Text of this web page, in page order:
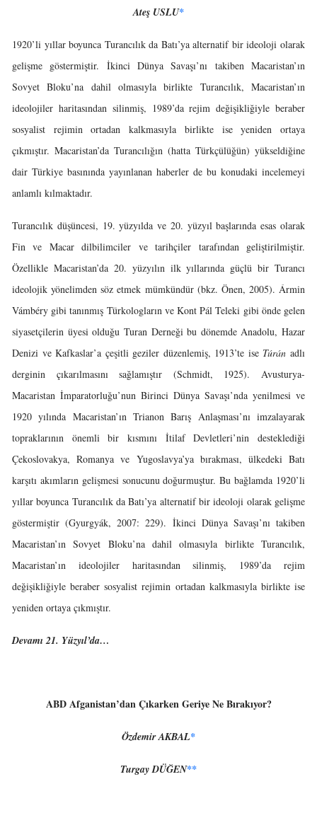
Ateş USLU*
1920’li yıllar boyunca Turancılık da Batı’ya alternatif bir ideoloji olarak
gelişme göstermiştir. İkinci Dünya Savaşı’nı takiben Macaristan’ın
Sovyet Bloku’na dahil olmasıyla birlikte Turancılık, Macaristan’ın
ideolojiler haritasından silinmiş, 1989’da rejim değişikliğiyle beraber
sosyalist rejimin ortadan kalkmasıyla birlikte ise yeniden ortaya
çıkmıştır. Macaristan’da Turancılığın (hatta Türkçülüğün) yükseldiğine
dair Türkiye basınında yayınlanan haberler de bu konudaki incelemeyi
anlamlı kılmaktadır.
Turancılık düşüncesi, 19. yüzyılda ve 20. yüzyıl başlarında esas olarak
Fin ve Macar dilbilimciler ve tarihçiler tarafından geliştirilmiştir.
Özellikle Macaristan’da 20. yüzyılın ilk yıllarında güçlü bir Turancı
ideolojik yönelimden söz etmek mümkündür (bkz. Önen, 2005). Ármin
Vámbéry gibi tanınmış Türkologların ve Kont Pál Teleki gibi önde gelen
siyasetçilerin üyesi olduğu Turan Derneği bu dönemde Anadolu, Hazar
Denizi ve Kafkaslar’a çeşitli geziler düzenlemiş, 1913’te ise Túránadlı
derginin çıkarılmasını sağlamıştır (Schmidt, 1925). Avusturya-
Macaristan İmparatorluğu’nun Birinci Dünya Savaşı’nda yenilmesi ve
1920 yılında Macaristan’ın Trianon Barış Anlaşması’nı imzalayarak
topraklarının önemli bir kısmını İtilaf Devletleri’nin desteklediği
Çekoslovakya, Romanya ve Yugoslavya’ya bırakması, ülkedeki Batı
karşıtı akımların gelişmesi sonucunu doğurmuştur. Bu bağlamda 1920’li
yıllar boyunca Turancılık da Batı’ya alternatif bir ideoloji olarak gelişme
göstermiştir (Gyurgyák, 2007: 229). İkinci Dünya Savaşı’nı takiben
Macaristan’ın Sovyet Bloku’na dahil olmasıyla birlikte Turancılık,
Macaristan’ın ideolojiler haritasından silinmiş, 1989’da rejim
değişikliğiyle beraber sosyalist rejimin ortadan kalkmasıyla birlikte ise
yeniden ortaya çıkmıştır.
Devamı 21. Yüzyıl’da…
ABD Afganistan’dan Çıkarken Geriye Ne Bırakıyor?
Özdemir AKBAL*
Turgay DÜĞEN**